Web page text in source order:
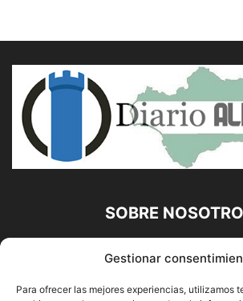
Gestionar
Para ofrecer las mejores experiencias, utilizamos
SOBRE
Diario Alhaurín
Francisco E. López López | 639 95
Alhaurín de la Torre, Málaga y